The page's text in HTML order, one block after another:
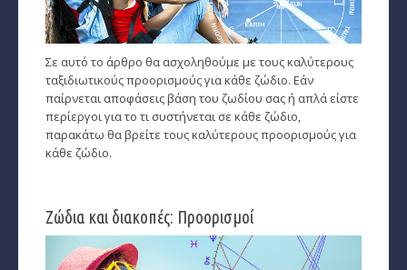
Σε αυτό το άρθρο θα ασχοληθούμε με τους καλύτερους
ταξιδιωτικούς προορισμούς για κάθε ζώδιο. Εάν
παίρνεται αποφάσεις βάση του ζωδίου σας ή απλά είστε
περίεργοι για το τι συστήνεται σε κάθε ζώδιο,
παρακάτω θα βρείτε τους καλύτερους προορισμούς για
κάθε ζώδιο.
Ζώδια και διακοπές: Προορισμοί